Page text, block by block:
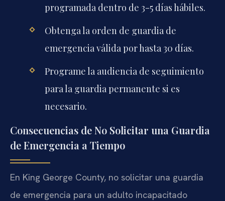
programada dentro de 3-5 días hábiles.
Obtenga la orden de guardia de
emergencia válida por hasta 30 días.
Programe la audiencia de seguimiento
para la guardia permanente si es
necesario.
Consecuencias de No Solicitar una Guardia
de Emergencia a Tiempo
En King George County, no solicitar una guardia
de emergencia para un adulto incapacitado